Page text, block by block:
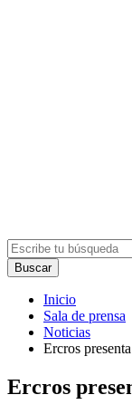
Inicio
Sala de prensa
Noticias
Ercros
Ercros